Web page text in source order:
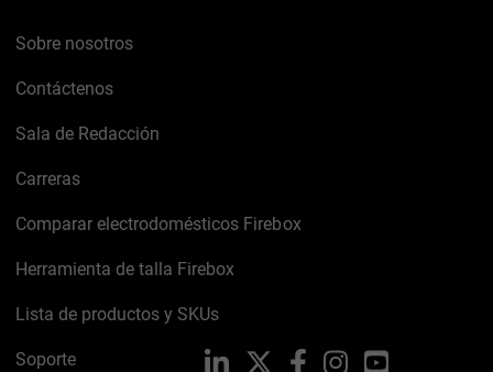
Sobre nosotros
Contáctenos
Sala de Redacción
Carreras
Comparar electrodomésticos Firebox
Herramienta de talla Firebox
Lista de productos y SKUs
Soporte LinkedIn FacebookInstagramYouTube